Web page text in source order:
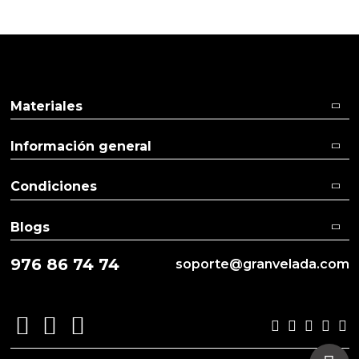
976 86 74 74 soporte@granvelada.com
Materiales
Información general
Condiciones
Blogs